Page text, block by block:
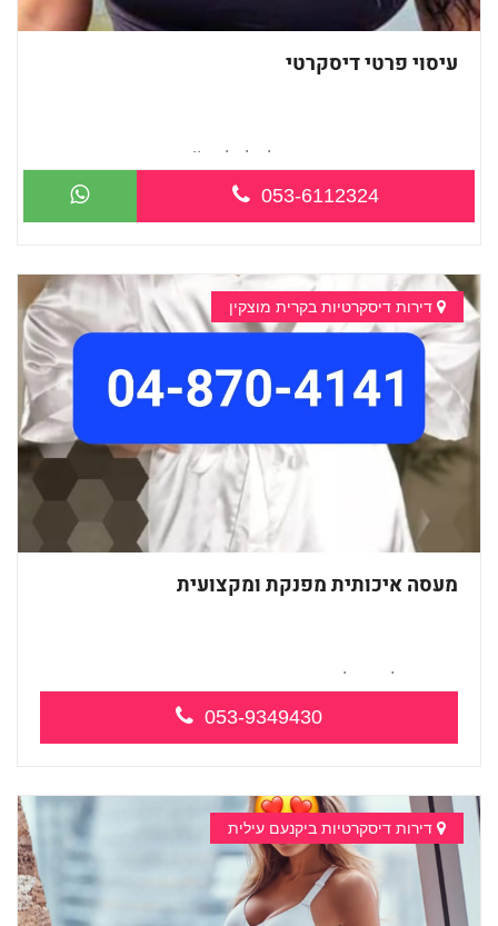
עיסוי פרטי דיסקרטי
מעסה חדשה בקריות -מומלץ לחלוטין!!
053-6112324
דירות דיסקרטיות בקרית מוצקין
מעסה איכותית מפנקת ומקצועית
מעסה אלופה כל סוגי העיסויים מעסה מקצו...
053-9349430
דירות דיסקרטיות ביקנעם עילית